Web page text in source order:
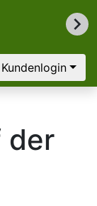
Kundenlogin
der